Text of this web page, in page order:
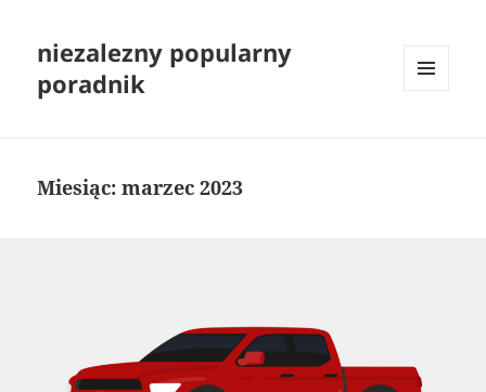
niezalezny popularny
poradnik
Miesiąc:marzec 2023